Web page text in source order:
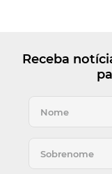
Receba